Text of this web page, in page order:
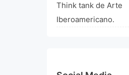
Think tank de Arte
Iberoamericano.